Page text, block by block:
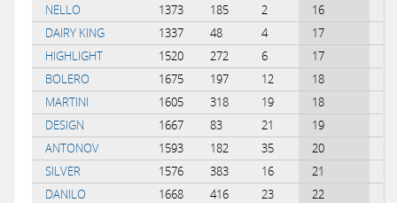
NELLO
1373 185 2 16
DAIRY KING
1337 48 4 17
HIGHLIGHT
1520 272 6 17
BOLERO
1675 197 12 18
MARTINI
1605 318 19 18
DESIGN
1667 83 21 19
ANTONOV
1593 182 35 20
SILVER
1576 383 16 21
DANILO
1668 416 23 22